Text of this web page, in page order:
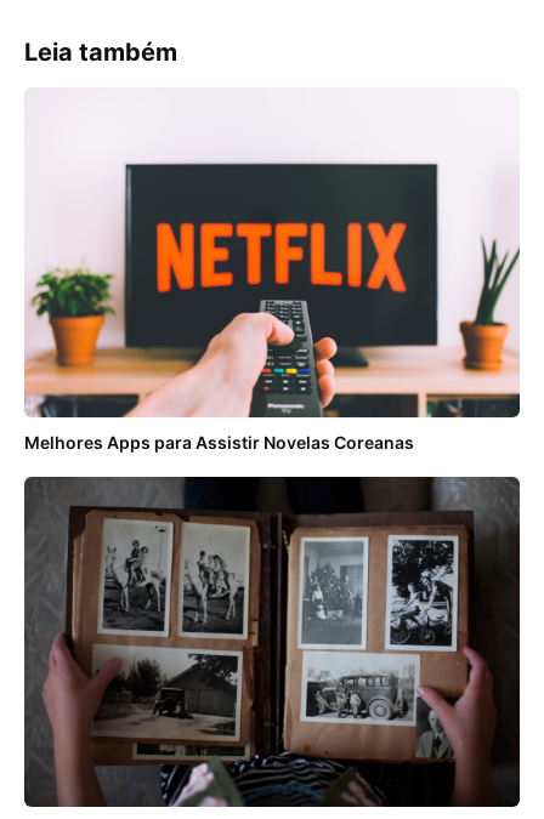
Leia também
Melhores Apps para Assistir Novelas Coreanas